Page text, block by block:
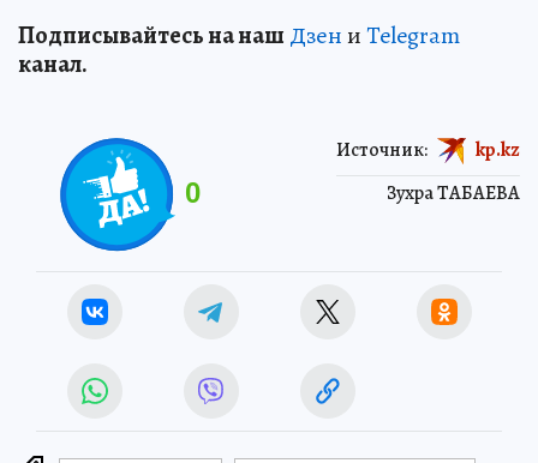
Подписывайтесь на наш ДзениTelegram
канал.
0 Зухра ТАБАЕВА
Источник: kp.kz